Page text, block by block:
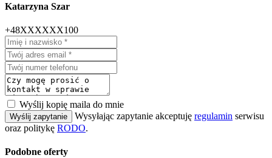
Katarzyna Szar
+48XXXXXX100
Wyślij kopię maila do mnie
Wyślij zapytanie Wysyłając zapytanie akceptuję regulamin serwisu
oraz politykę RODO.
Podobne oferty